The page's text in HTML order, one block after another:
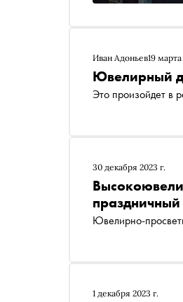
Иван Адоньев19 марта
Ювелирный
Это произойдет в
30 декабря 2023 г.
Ювелирно-
1 декабря 2023 г.